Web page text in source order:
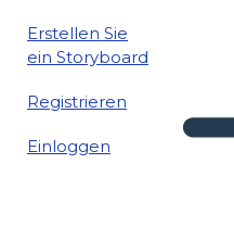
Erstellen Sie
ein Storyboard
Registrieren
Einloggen